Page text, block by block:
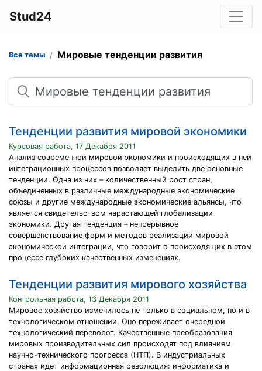
Stud24
Все темы Мировые тенденции развития
Поиск
Тенденции развития мировой экономики
Курсовая работа, 17 Декабря 2011
Анализ современной мировой экономики и происходящих в ней
интеграционных процессов позволяет выделить две основные
тенденции. Одна из них – количественный рост стран,
объединенных в различные международные экономические
союзы и другие международные экономические альянсы, что
является свидетельством нарастающей глобализации
экономики. Другая тенденция – непрерывное
совершенствование форм и методов реализации мировой
экономической интеграции, что говорит о происходящих в этом
процессе глубоких качественных изменениях.
Тенденции развития мирового хозяйства
Контрольная работа, 13 Декабря 2011
Мировое хозяйство изменилось не только в социальном, но и в
технологическом отношении. Оно переживает очередной
технологический переворот. Качественные преобразования
мировых производительных сил происходят под влиянием
научно-технического прогресса (НТП). В индустриальных
странах идет информационная революция: информатика и